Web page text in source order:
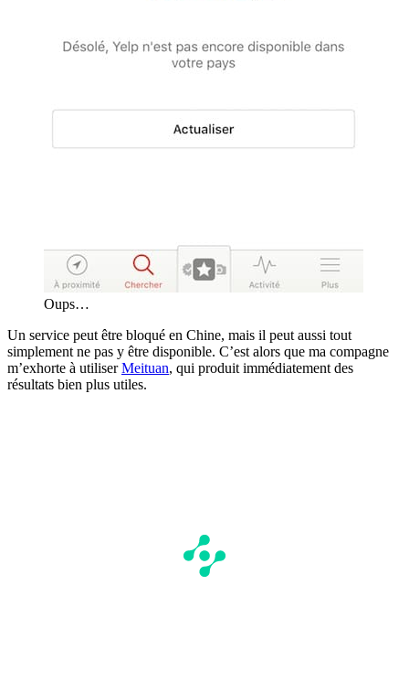
Oups…
Un service peut être bloqué en Chine, mais il peut aussi tout
simplement ne pas y être disponible. C’est alors que ma compagne
m’exhorte à utiliserMeituan, qui produit immédiatement des
résultats bien plus utiles.